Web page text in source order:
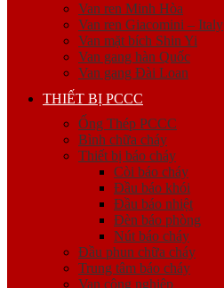
Van ren Minh Hòa
Van ren Giacomini – Italy
Van mặt bích Shin Yi
Van gang hàn Quốc
Van gang Đài Loan
THIẾT BỊ PCCC
Ống Thép PCCC
Bình chữa cháy
Thiết bị báo cháy
Còi báo cháy
Đầu báo khói
Đầu báo nhiệt
Đèn báo phòng
Nút báo cháy
Đầu phun chữa cháy
Trung tâm báo cháy
Van công nghiệp